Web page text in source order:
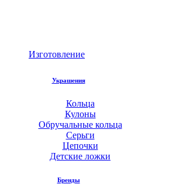
Изготовление
Украшения
Кольца
Кулоны
Обручальные кольца
Серьги
Цепочки
Детские ложки
Бренды